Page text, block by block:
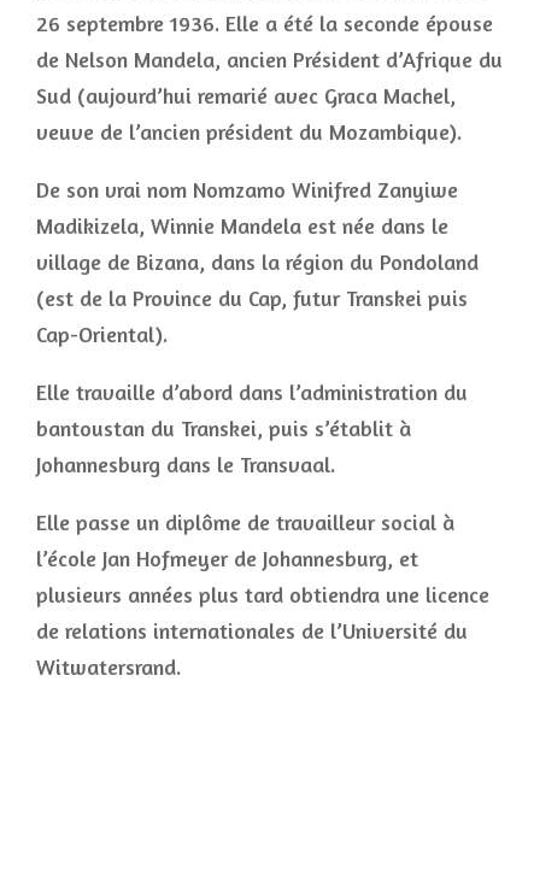
26 septembre 1936. Elle a été la seconde épouse
de Nelson Mandela, ancien Président d’Afrique du
Sud (aujourd’hui remarié avec Graca Machel,
veuve de l’ancien président du Mozambique).
De son vrai nom Nomzamo Winifred Zanyiwe
Madikizela, Winnie Mandela est née dans le
village de Bizana, dans la région du Pondoland
(est de la Province du Cap, futur Transkei puis
Cap-Oriental).
Elle travaille d’abord dans l’administration du
bantoustan du Transkei, puis s’établit à
Johannesburg dans le Transvaal.
Elle passe un diplôme de travailleur social à
l’école Jan Hofmeyer de Johannesburg, et
plusieurs années plus tard obtiendra une licence
de relations internationales de l’Université du
Witwatersrand.